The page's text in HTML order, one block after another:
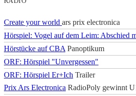
Create your world ars prix electronica
Hörspiel: Vogel auf dem Leim: Abschied
Hörstücke auf CBA Panoptikum
ORF: Hörspiel "Unvergessen"
ORF: Hörspiel Er+Ich Trailer
Prix Ars Electronica RadioPoly gewinnt